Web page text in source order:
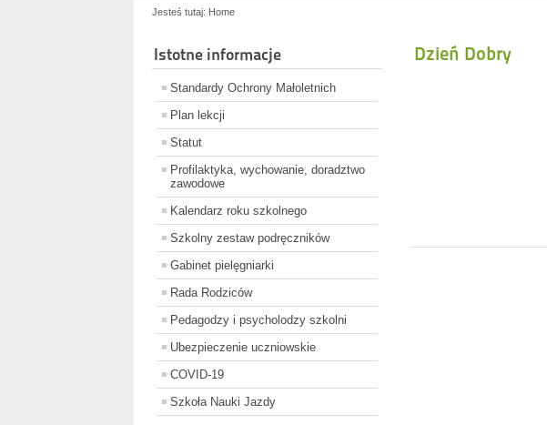
Jesteś tutaj: Home
Istotne informacje
Standardy Ochrony Małoletnich
Plan lekcji
Statut
Profilaktyka, wychowanie, doradztwo
zawodowe
Kalendarz roku szkolnego
Szkolny zestaw podręczników
Gabinet pielęgniarki
Rada Rodziców
Pedagodzy i psycholodzy szkolni
Ubezpieczenie uczniowskie
COVID-19
Szkoła Nauki Jazdy
Dzień Dobry